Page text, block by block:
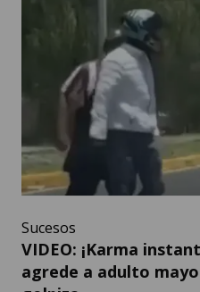
Sucesos
VIDEO: ¡Karma
agrede a adulto